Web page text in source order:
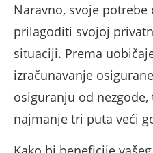
Naravno, svoje
prilagoditi svojoj
situaciji. Prema
izračunavanje
osiguranju od
najmanje tri puta veći